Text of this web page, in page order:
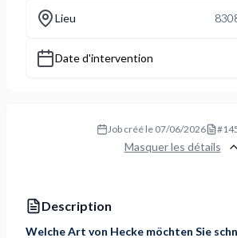
Lieu
Date d'intervention
Job créé le 07/06/2026 #
Masquer les détails
Description
Welche Art von Hecke möchten Sie